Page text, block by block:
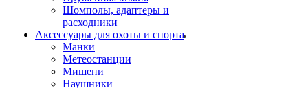
Шомполы, адаптеры и
расходники
Аксессуары для охоты и спорта
Манки
Метеостанции
Мишени
Наушники